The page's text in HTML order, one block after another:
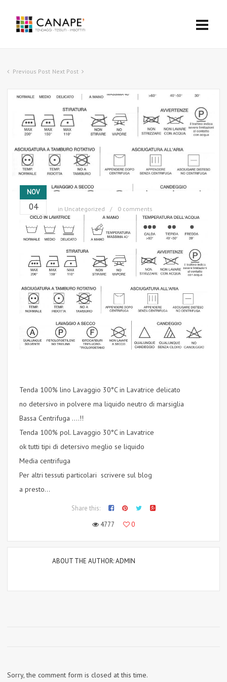
Previous Post Next Post
NOV
04 in Uncategorized 0 comments
Tenda 100% lino Lavaggio 30°C in Lavatrice delicato
no detersivo in polvere ma liquido neutro di marsiglia
Bassa Centrifuga ….!!
Tenda 100% pol. Lavaggio 30°C in Lavatrice
ok tutti tipi di detersivo meglio se liquido
Media centrifuga
Per altri tessuti particolari scrivere sul blog
a presto…
Share this:
4777
0
ABOUT THE AUTHOR:ADMIN
Sorry, the comment form is closed at this time.